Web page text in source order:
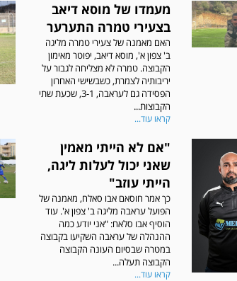
מעמדו של מוסא דיאב
בצעירי טמרה התערער
האם מאמנה של צעירי טמרה מליגה
ב' צפון א', מוסא דיאב, יפוטר מאימון
הקבוצה. טמרה לא מצליחה לגבור על
יריבותיה לצמרת, כשבשישי האחרון
הפסידה גם לעראבה, 3-1, שכעת שתי
הקבוצות...
קראו עוד...
"אם לא הייתי מאמין
שאני יכול לעלות ליגה,
הייתי עוזב"
כך אמר חוסאם אבו סאלח, מאמנה של
הפועל עראבה מליגה ב' צפון א'. עוד
הוסיף אבו סלאח: "אני יודע כמה
ההנהלה של עראבה השקיעו בקבוצה
במטרה שבסיום העונה הקבוצה
הקבוצה תעלה...
קראו עוד...